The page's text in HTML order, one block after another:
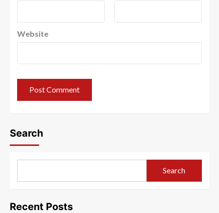
Website
Search
Search
Recent Posts